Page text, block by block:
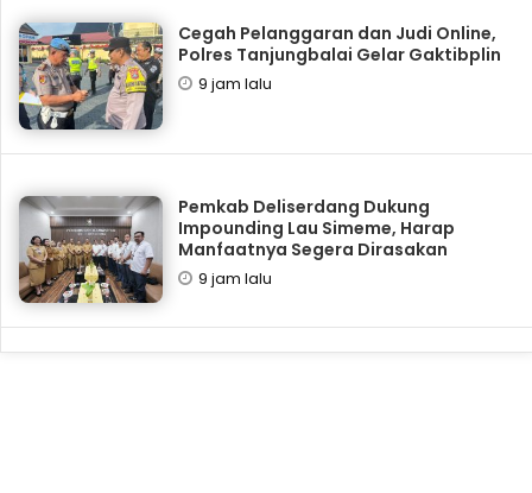
Cegah Pelanggaran dan Judi Online,
Polres Tanjungbalai Gelar Gaktibplin
9 jam lalu
Pemkab Deliserdang Dukung
Impounding Lau Simeme, Harap
Manfaatnya Segera Dirasakan
9 jam lalu